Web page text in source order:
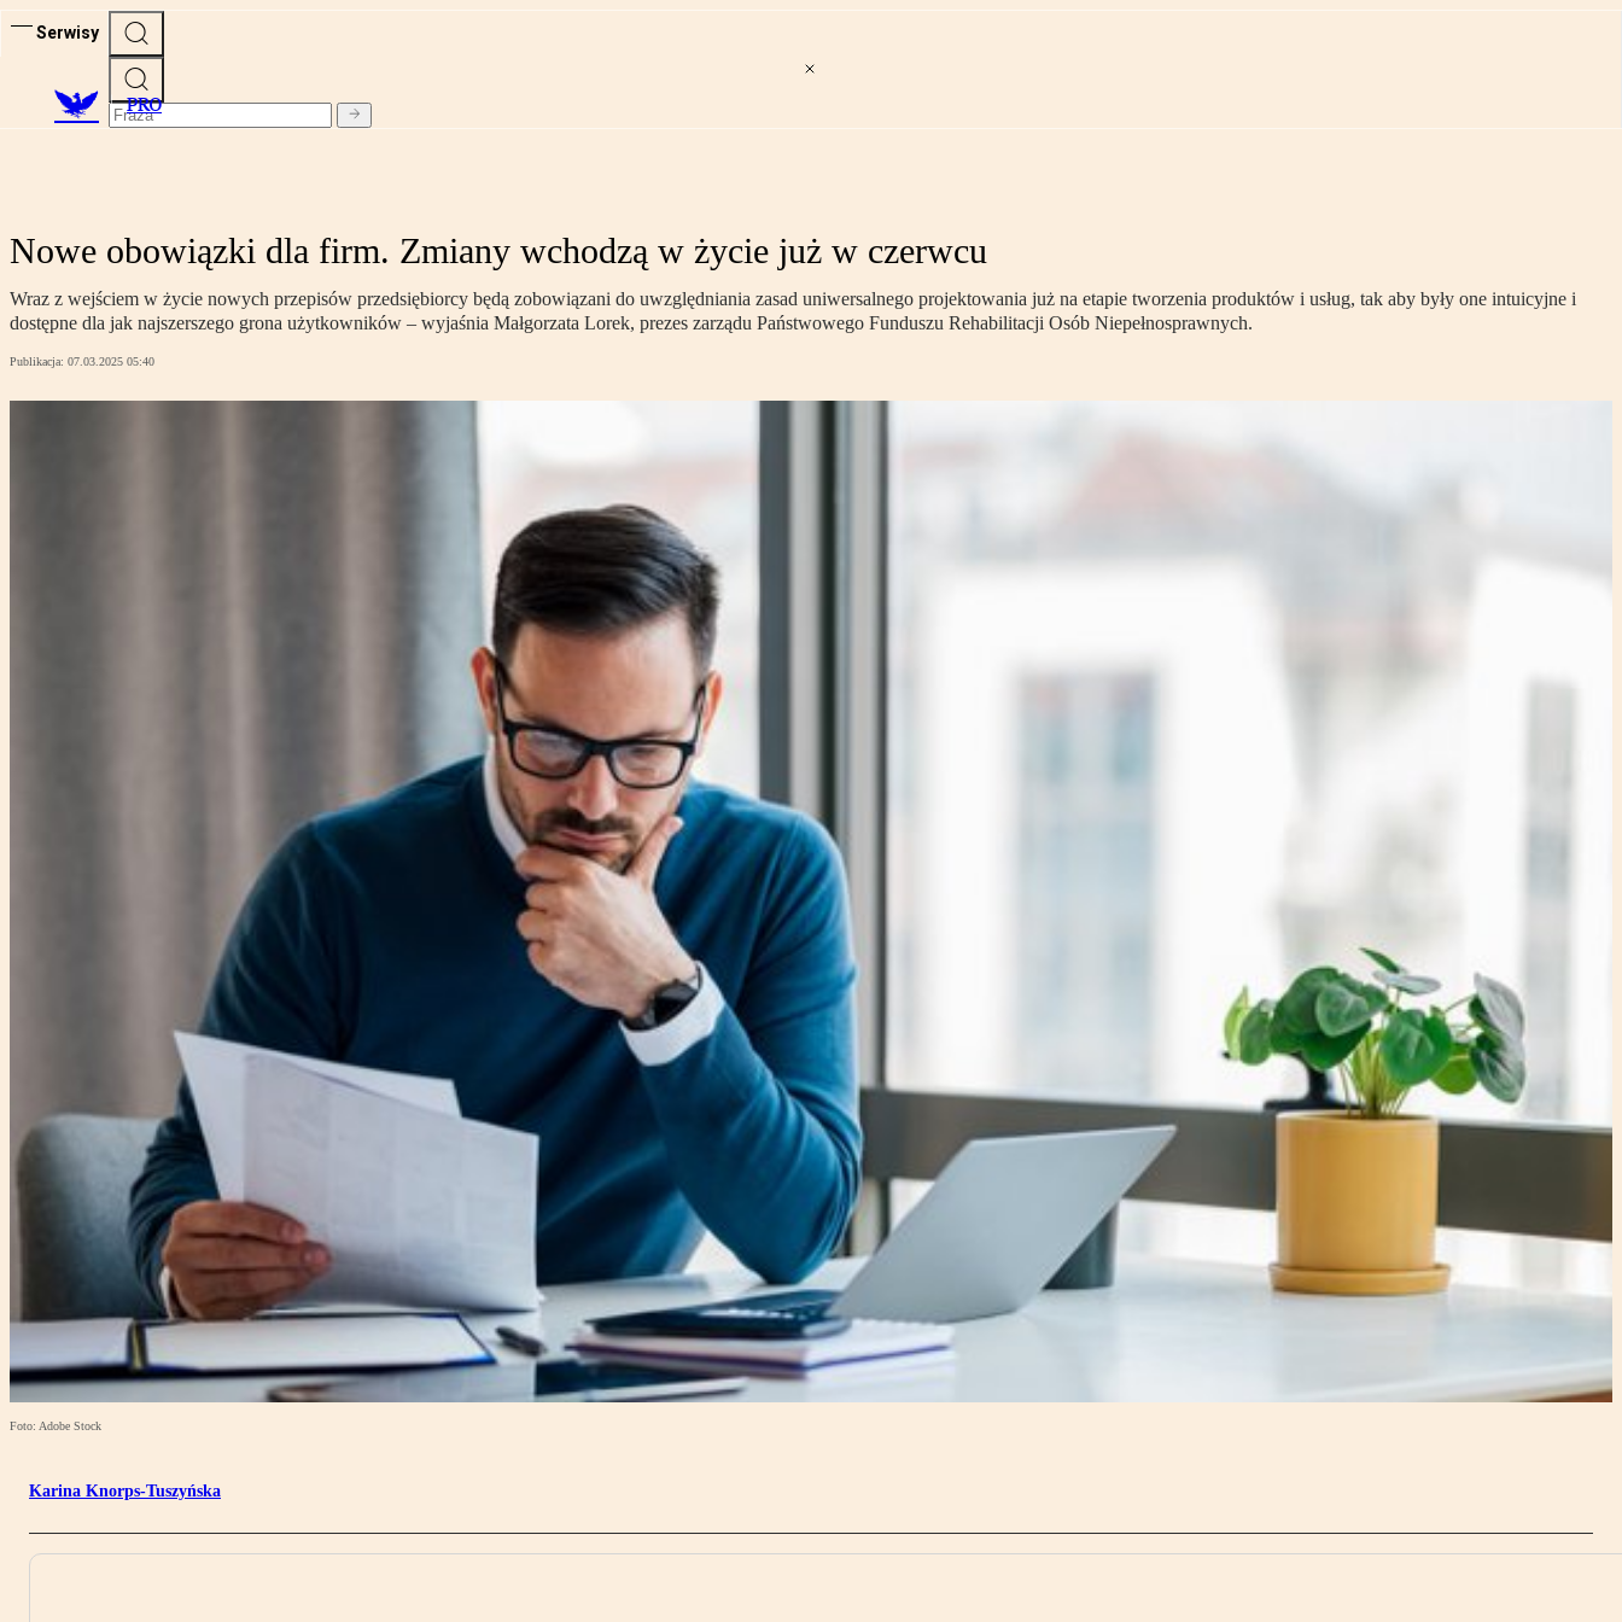
Serwisy
PRO
Nowe obowiązki dla firm. Zmiany wchodzą w życie już w czerwcu
Wraz z wejściem w życie nowych przepisów przedsiębiorcy będą zobowiązani do uwzględniania zasad uniwersalnego projektowania już na etapie tworzenia produktów i usług, tak aby były one intuicyjne i
dostępne dla jak najszerszego grona użytkowników – wyjaśnia Małgorzata Lorek, prezes zarządu Państwowego Funduszu Rehabilitacji Osób Niepełnosprawnych.
Publikacja: 07.03.2025 05:40
Foto: Adobe Stock
Karina Knorps-Tuszyńska